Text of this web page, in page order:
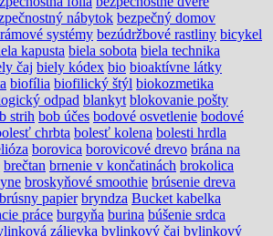
nábytok bezpečný domov
systémy bezúdržbové rastliny bicykel
kapusta biela sobota biela technika
čaj biely kódex bio bioaktívne látky
biofília biofilický štýl biokozmetika
odpad blankyt blokovanie pošty
strih bob účes bodové osvetlenie bodové
chrbta bolesť kolena bolesti hrdla
borovica borovicové drevo brána na
brečtan brnenie v končatinách brokolica
broskyňové smoothie brúsenie dreva
brúsny papier bryndza Bucket kabelka
práce burgyňa burina búšenie srdca
zálievka bylinkový čaj bylinkový